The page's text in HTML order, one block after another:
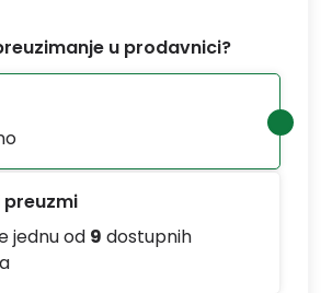
u prodavnici?
preuzmi
jednu od 9 dostupnih